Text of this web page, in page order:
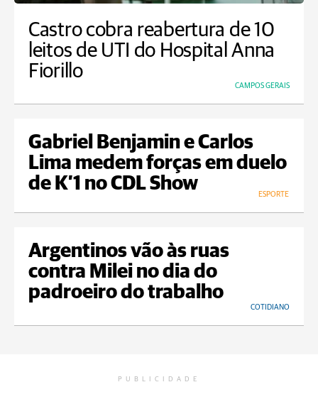
Castro cobra reabertura de 10
leitos de UTI do Hospital Anna
Fiorillo
CAMPOS GERAIS
Gabriel Benjamin e Carlos
Lima medem forças em duelo
de K’1 no CDL Show
ESPORTE
Argentinos vão às ruas
contra Milei no dia do
padroeiro do trabalho
COTIDIANO
PUBLICIDADE